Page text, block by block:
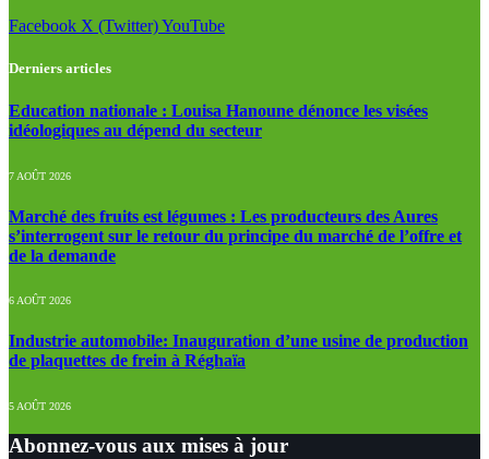
Facebook X (Twitter)YouTube
Derniers articles
Education nationale : Louisa Hanoune dénonce les visées
idéologiques au dépend du secteur
7 AOÛT 2026
Marché des fruits est légumes : Les producteurs des Aures
s’interrogent sur le retour du principe du marché de l’offre et
de la demande
6 AOÛT 2026
Industrie automobile: Inauguration d’une usine de production
de plaquettes de frein à Réghaïa
5 AOÛT 2026
Abonnez-vous aux mises à jour